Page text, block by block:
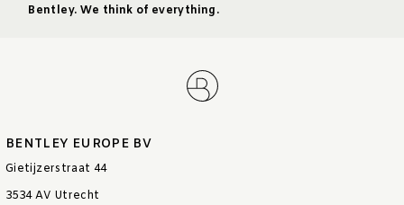
Bentley. We think of everything.
BENTLEY EUROPE BV
Gietijzerstraat 44
3534 AV Utrecht